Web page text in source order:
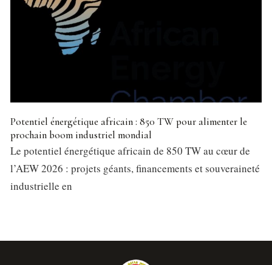
Potentiel énergétique africain : 850 TW pour alimenter le
prochain boom industriel mondial
Le potentiel énergétique africain de 850 TW au cœur de
l’AEW 2026 : projets géants, financements et souveraineté
industrielle en